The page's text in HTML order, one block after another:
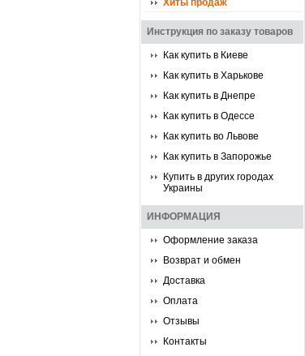
Хиты продаж
Инструкция по заказу товаров
Как купить в Киеве
Как купить в Харькове
Как купить в Днепре
Как купить в Одессе
Как купить во Львове
Как купить в Запорожье
Купить в других городах
Украины
ИНФОРМАЦИЯ
Оформление заказа
Возврат и обмен
Доставка
Оплата
Отзывы
Контакты